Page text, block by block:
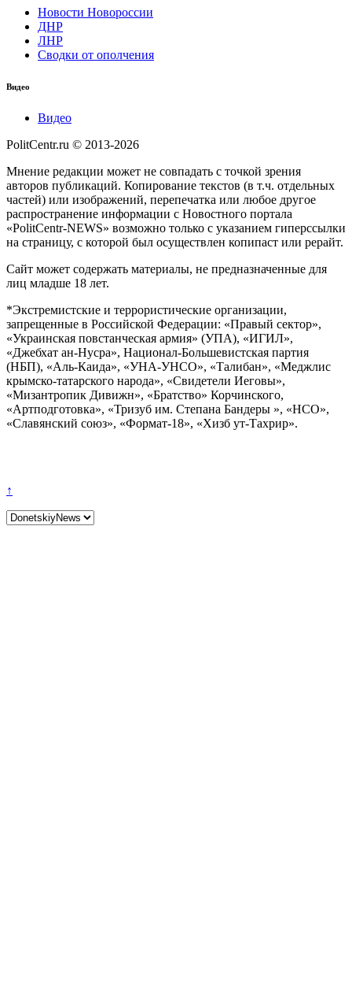
Новости Новороссии
ДНР
ЛНР
Сводки от ополчения
Видео
Видео
PolitCentr.ru © 2013-2026
Мнение редакции может не совпадать с точкой зрения
авторов публикаций. Копирование текстов (в т.ч. отдельных
частей) или изображений, перепечатка или любое другое
распространение информации с Новостного портала
«PolitCentr-NEWS» возможно только с указанием гиперссылки
на страницу, с которой был осуществлен копипаст или рерайт.
Сайт может содержать материалы, не предназначенные для
лиц младше 18 лет.
*Экстремистские и террористические организации,
запрещенные в Российской Федерации: «Правый сектор»,
«Украинская повстанческая армия» (УПА), «ИГИЛ»,
«Джебхат ан-Нусра», Национал-Большевистская партия
(НБП), «Аль-Каида», «УНА-УНСО», «Талибан», «Меджлис
крымско-татарского народа», «Свидетели Иеговы»,
«Мизантропик Дивижн», «Братство» Корчинского,
«Артподготовка», «Тризуб им. Степана Бандеры », «НСО»,
«Славянский союз», «Формат-18», «Хизб ут-Тахрир».
↑